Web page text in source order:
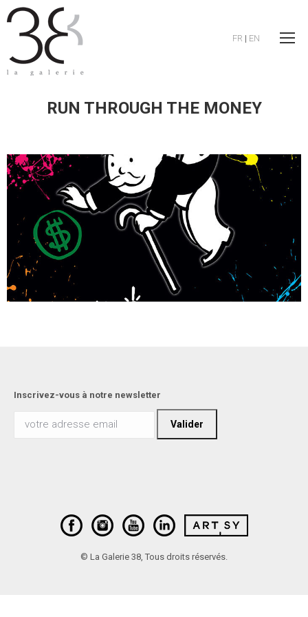
FR | EN
RUN THROUGH THE MONEY
Inscrivez-vous à notre newsletter
© La Galerie 38, Tous droits réservés.